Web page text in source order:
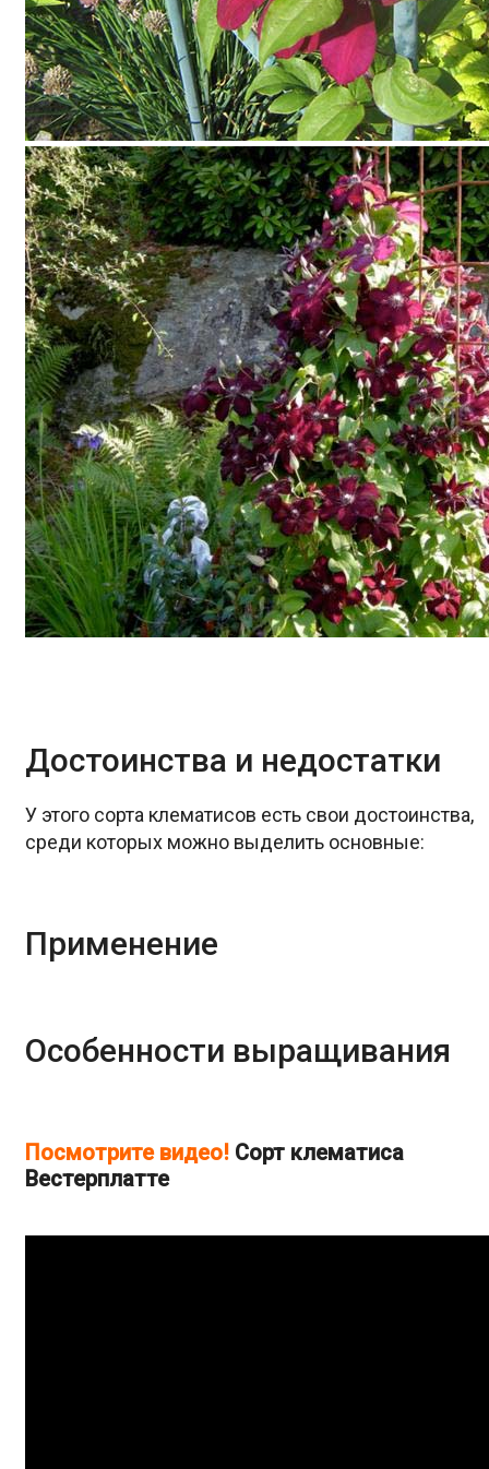
Достоинства и недостатки
У этого сорта клематисов есть свои достоинства,
среди которых можно выделить основные:
Применение
Особенности выращивания
Посмотрите видео! Cорт клематиса
Вестерплатте